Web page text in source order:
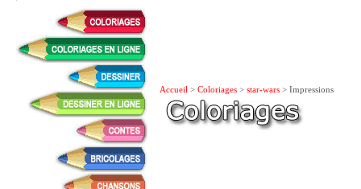
Accueil > Coloriages > star-wars > Impressions